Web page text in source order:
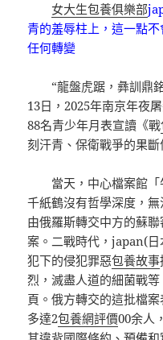
女大生包養俱樂部
青的羞辱柱上，這一點
任何轉變
“龍盤虎踞，彝訓鼎
13日，2025年南京年夜
88名青少年月表宣讀《戰
刻汗青、保衛戰爭的果斷
當天，中心檔案館
千紙鶴沒有哲學深度，
由俄羅斯轉交中方的蘇
案。二戰時代，japan(日
犯下的侵犯罪惡包養故事
烈，滅盡人道的細菌戰
頁。俄方轉交的這批檔
多達2包養網評價00余人